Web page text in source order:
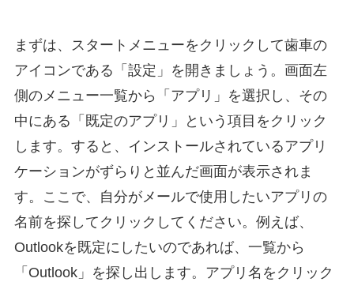
まずは、スタートメニューをクリックして歯車の
アイコンである「設定」を開きましょう。画面左
側のメニュー一覧から「アプリ」を選択し、その
中にある「既定のアプリ」という項目をクリック
します。すると、インストールされているアプリ
ケーションがずらりと並んだ画面が表示されま
す。ここで、自分がメールで使用したいアプリの
名前を探してクリックしてください。例えば、
Outlookを既定にしたいのであれば、一覧から
「Outlook」を探し出します。アプリ名をクリック